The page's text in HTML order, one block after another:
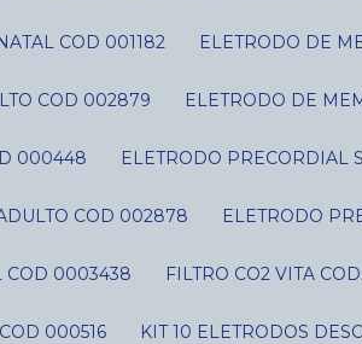
COD 001182 ELETRODO DE
COD 002879 ELETRODO DE
000448 ELETRODO
COD 002878 ELETRODO
COD 0003438 FILTRO CO2 VITA
000516 KIT 10 ELETRODOS